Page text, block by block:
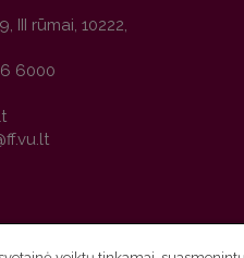
III rūmai, 10222,
6000